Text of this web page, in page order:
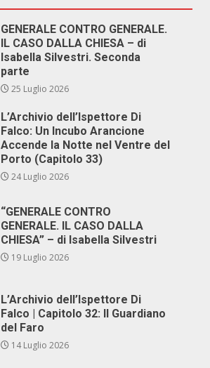
GENERALE CONTRO GENERALE.
IL CASO DALLA CHIESA – di
Isabella Silvestri. Seconda
parte
25 Luglio 2026
L’Archivio dell’Ispettore Di
Falco: Un Incubo Arancione
Accende la Notte nel Ventre del
Porto (Capitolo 33)
24 Luglio 2026
“GENERALE CONTRO
GENERALE. IL CASO DALLA
CHIESA” – di Isabella Silvestri
19 Luglio 2026
L’Archivio dell’Ispettore Di
Falco | Capitolo 32: Il Guardiano
del Faro
14 Luglio 2026